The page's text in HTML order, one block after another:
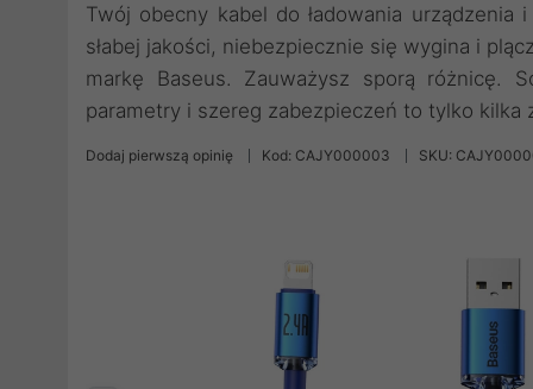
Twój obecny kabel do ładowania urządzenia
słabej jakości, niebezpiecznie się wygina i
markę Baseus. Zauważysz sporą różnicę.
parametry i szereg zabezpieczeń to tylko kilka
Dodaj pierwszą opinię Kod: CAJY000003 SKU: